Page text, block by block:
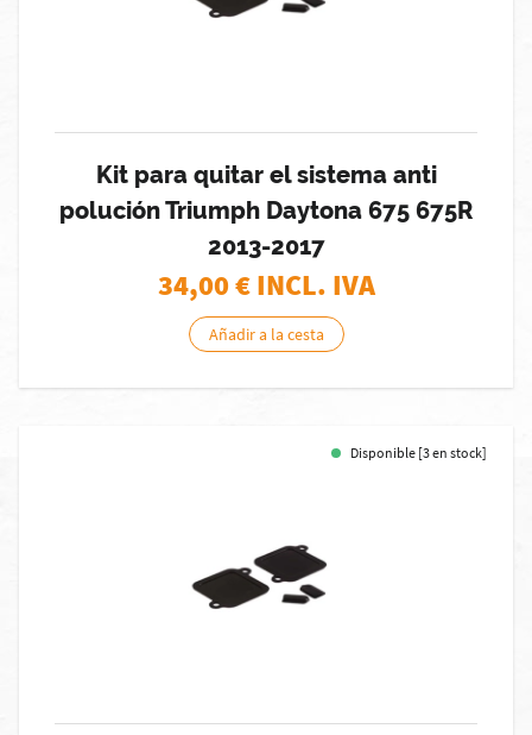
Kit para quitar el sistema anti
polución Triumph Daytona 675 675R
2013-2017
34,00€ INCL. IVA
Añadir a la cesta
Disponible [3 en stock]